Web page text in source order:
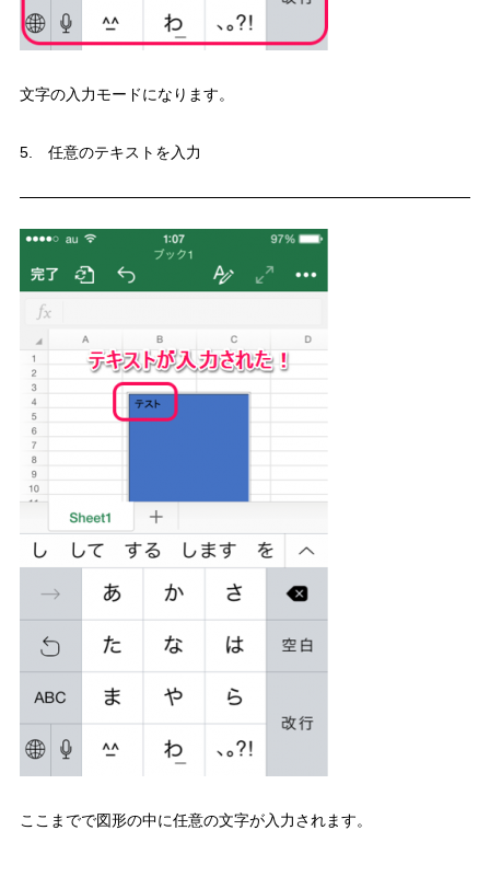
文字の入力モードになります。
5. 任意のテキストを入力
ここまでで図形の中に任意の文字が入力されます。